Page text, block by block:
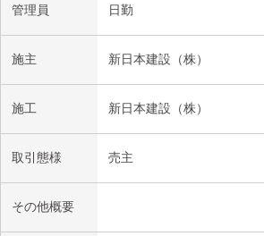
管理員 日勤
施主 新日本建設（株）
施工 新日本建設（株）
取引態様 売主
その他概要